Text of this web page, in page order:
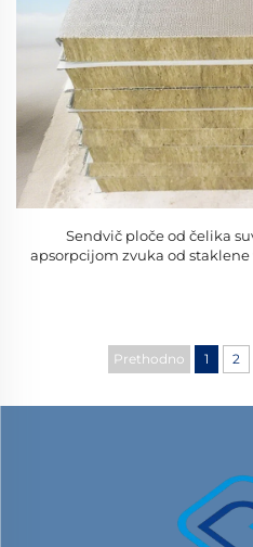
Sendvič ploče od čelika
apsorpcijom zvuka od
Prethodno 1 2